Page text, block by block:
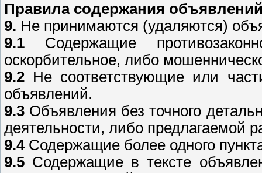
Правила содержания
9. Не принимаются (удаляются)
9.1 Содержащие
оскорбительное, либо
9.2 Не соответствующие или
объявлений.
9.3 Объявления без точного
деятельности, либо предлагаемой
9.4Содержащие более одного
9.5 Содержащие в тексте